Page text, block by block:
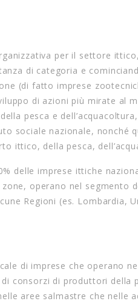
per il settore
di categoria e
(di fatto imprese
di azioni più mirate al
pesca e
sociale nazionale, nonché
ittico, della pesca,
delle imprese ittiche
operano nel segmento
Regioni (es. Lombardia,
di imprese che operano
consorzi di produttori della
aree salmastre che nelle